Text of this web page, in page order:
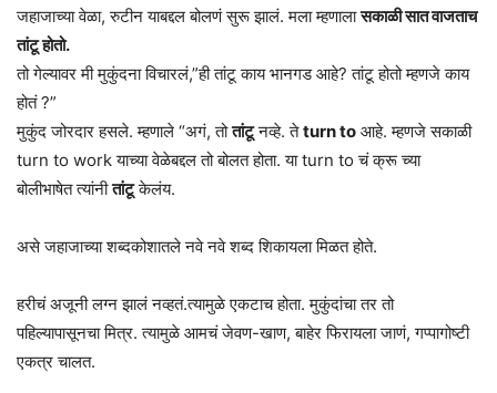
जहाजाच्या वेळा, रुटीन याबद्दल बोलणं सुरू झालं. मला म्हणालासकाळी सात वाजताच
तांटू होतो.
तो गेल्यावर मी मुकुंदना विचारलं,”ही तांटू काय भानगड आहे? तांटू होतो म्हणजे काय
होतं ?”
मुकुंद जोरदार हसले. म्हणाले “अगं, तोतांटूनव्हे. तेturn to आहे. म्हणजे सकाळी
turn to work याच्या वेळेबद्दल तो बोलत होता. या turn to चं क्रू च्या
बोलीभाषेत त्यांनीतांटूकेलंय.
असे जहाजाच्या शब्दकोशातले नवे नवे शब्द शिकायला मिळत होते.
हरीचं अजूनी लग्न झालं नव्हतं.त्यामुळे एकटाच होता. मुकुंदांचा तर तो
पहिल्यापासूनचा मित्र. त्यामुळे आमचं जेवण-खाण, बाहेर फिरायला जाणं, गप्पागोष्टी
एकत्र चालत.